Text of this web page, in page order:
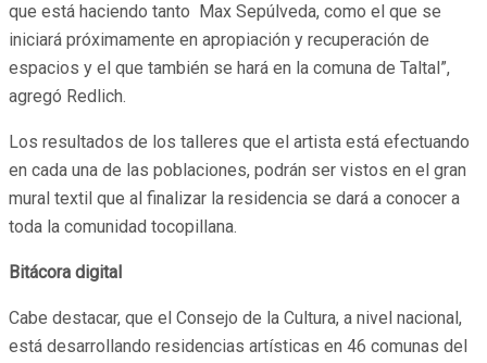
que está haciendo tanto Max Sepúlveda, como el que se
iniciará próximamente en apropiación y recuperación de
espacios y el que también se hará en la comuna de Taltal”,
agregó Redlich.
Los resultados de los talleres que el artista está efectuando
en cada una de las poblaciones, podrán ser vistos en el gran
mural textil que al finalizar la residencia se dará a conocer a
toda la comunidad tocopillana.
Bitácora digital
Cabe destacar, que el Consejo de la Cultura, a nivel nacional,
está desarrollando residencias artísticas en 46 comunas del